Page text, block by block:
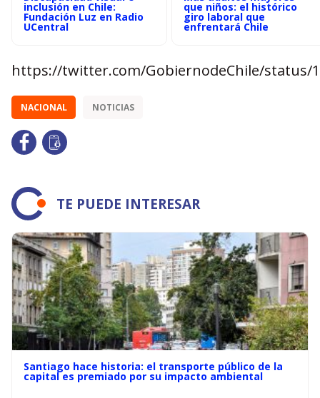
inclusión en Chile:
Fundación Luz en Radio
UCentral
que niños: el histórico
giro laboral que
enfrentará Chile
https://twitter.com/GobiernodeChile/status/
NACIONAL NOTICIAS
TE PUEDE INTERESAR
Santiago hace historia: el transporte público de la
capital es premiado por su impacto ambiental